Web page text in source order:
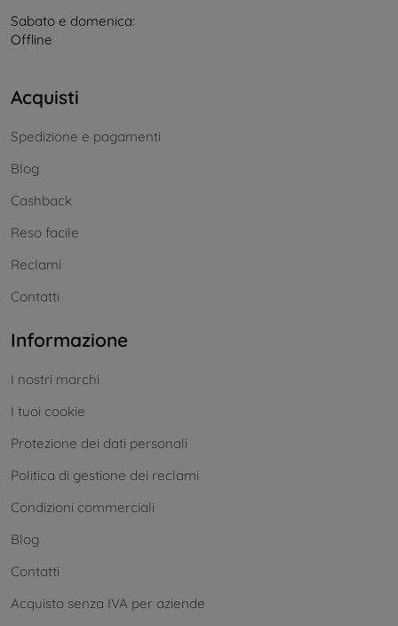
Sabato e domenica:
Offline
Acquisti
Spedizione e pagamenti
Blog
Cashback
Reso facile
Reclami
Contatti
Informazione
I nostri marchi
I tuoi cookie
Protezione dei dati personali
Politica di gestione dei reclami
Condizioni commerciali
Blog
Contatti
Acquisto senza IVA per aziende